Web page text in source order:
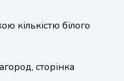
кількістю білого
сторінка